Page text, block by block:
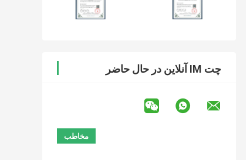
چت IM آنلاین در حال حاضر